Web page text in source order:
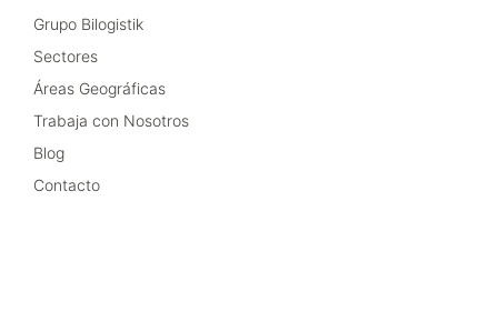
Grupo Bilogistik
Sectores
Áreas Geográficas
Trabaja con Nosotros
Blog
Contacto